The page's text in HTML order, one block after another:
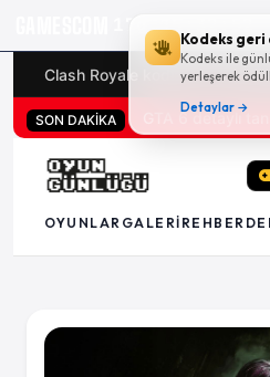
Kodeks geri
Kodeks ile
yerleşerek
Detaylar →
17g 15:32:51
Clash Royale kodları Türk
SON DAKİKA
OYUNLAR GALERI REHBER